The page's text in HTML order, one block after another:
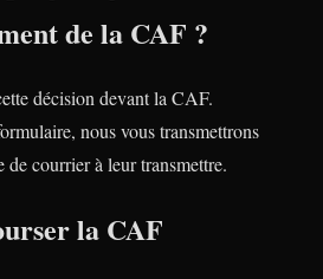
de la CAF ?
décision devant la CAF.
nous vous transmettrons
de courrier à leur transmettre.
la CAF